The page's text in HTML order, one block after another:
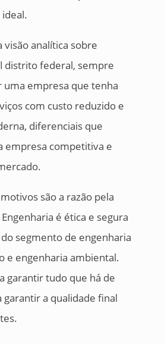
analítica sobre
distrito federal, sempre
uma empresa que tenha
com custo reduzido e
diferenciais que
empresa competitiva e
são a razão pela
é ética e segura
segmento de engenharia
e engenharia ambiental.
garantir tudo que há de
garantir a qualidade final